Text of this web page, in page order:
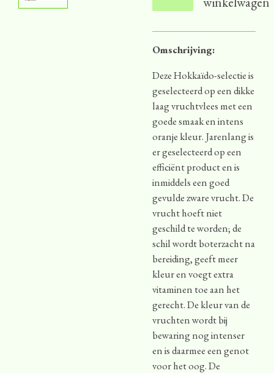
Omschrijving:
Deze Hokkaïdo-selectie is
geselecteerd op een dikke
laag vruchtvlees met een
goede smaak en intens
oranje kleur. Jarenlang is
er geselecteerd op een
efficiënt product en is
inmiddels een goed
gevulde zware vrucht. De
vrucht hoeft niet
geschild te worden; de
schil wordt boterzacht na
bereiding, geeft meer
kleur en voegt extra
vitaminen toe aan het
gerecht. De kleur van de
vruchten wordt bij
bewaring nog intenser
en is daarmee een genot
voor het oog. De